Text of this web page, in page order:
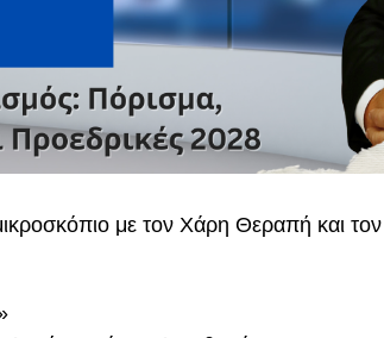
με τον Χάρη Θεραπή και